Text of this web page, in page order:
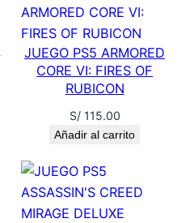
JUEGO PS5 ARMORED
CORE VI: FIRES OF
RUBICON
S/115.00
Añadir al carrito